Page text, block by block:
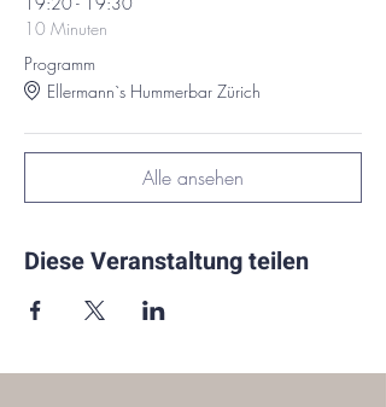
10 Minuten
Programm
Ellermann`s Hummerbar Zürich
Alle ansehen
Diese Veranstaltung teilen